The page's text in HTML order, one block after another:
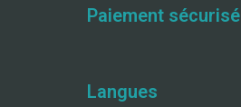
Paiement sécurisé
Langues